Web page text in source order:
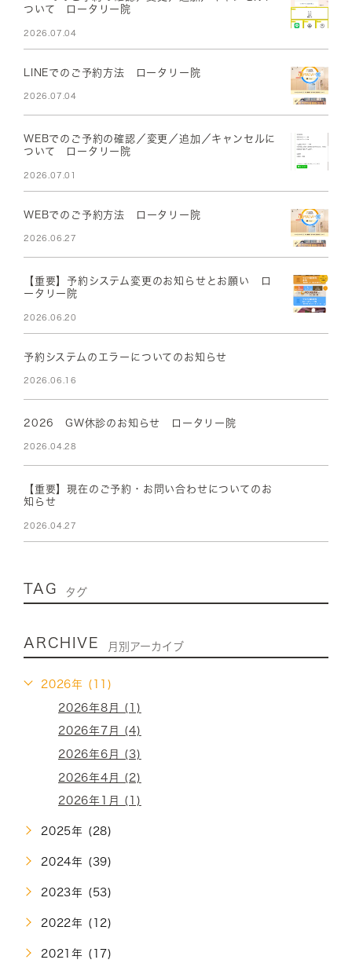
ついて ロータリー院
2026.07.04
LINEでのご予約方法 ロータリー院
2026.07.04
WEBでのご予約の確認／変更／追加／キャンセルに
ついて ロータリー院
2026.07.01
WEBでのご予約方法 ロータリー院
2026.06.27
【重要】予約システム変更のお知らせとお願い ロ
ータリー院
2026.06.20
予約システムのエラーについてのお知らせ
2026.06.16
2026 GW休診のお知らせ ロータリー院
2026.04.28
【重要】現在のご予約・お問い合わせについてのお
知らせ
2026.04.27
TAG タグ
ARCHIVE 月別アーカイブ
2026年 (11)
2026年8月 (1)
2026年7月 (4)
2026年6月 (3)
2026年4月 (2)
2026年1月 (1)
2025年 (28)
2024年 (39)
2023年 (53)
2022年 (12)
2021年 (17)